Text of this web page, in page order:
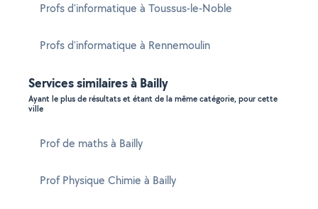
Profs d'informatique à Toussus-le-Noble
Profs d'informatique à Rennemoulin
Services similaires à Bailly
Ayant le plus de résultats et étant de la même catégorie, pour cette
ville
Prof de maths à Bailly
Prof Physique Chimie à Bailly